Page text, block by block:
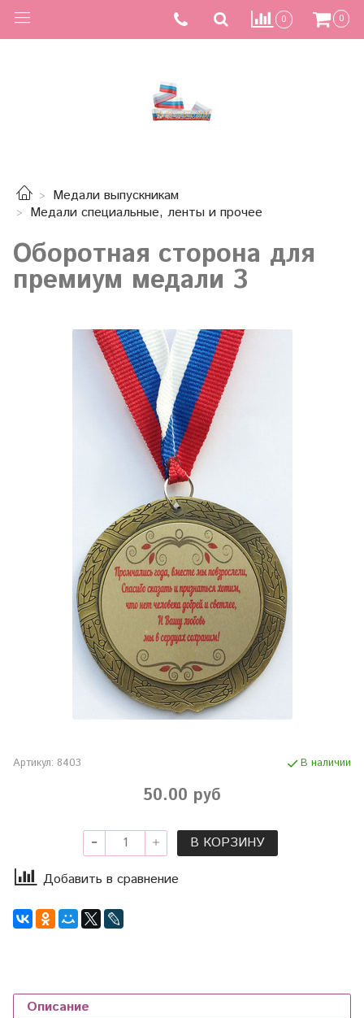
0 0
Медали выпускникам
Медали специальные, ленты и прочее
Оборотная сторона для
премиум медали 3
Артикул: 8403 В наличии
50.00 руб
В КОРЗИНУ
Добавить в сравнение
Описание